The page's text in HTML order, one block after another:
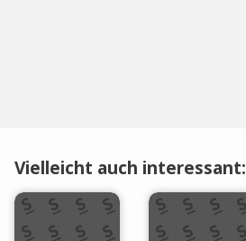
Vielleicht auch interessant: